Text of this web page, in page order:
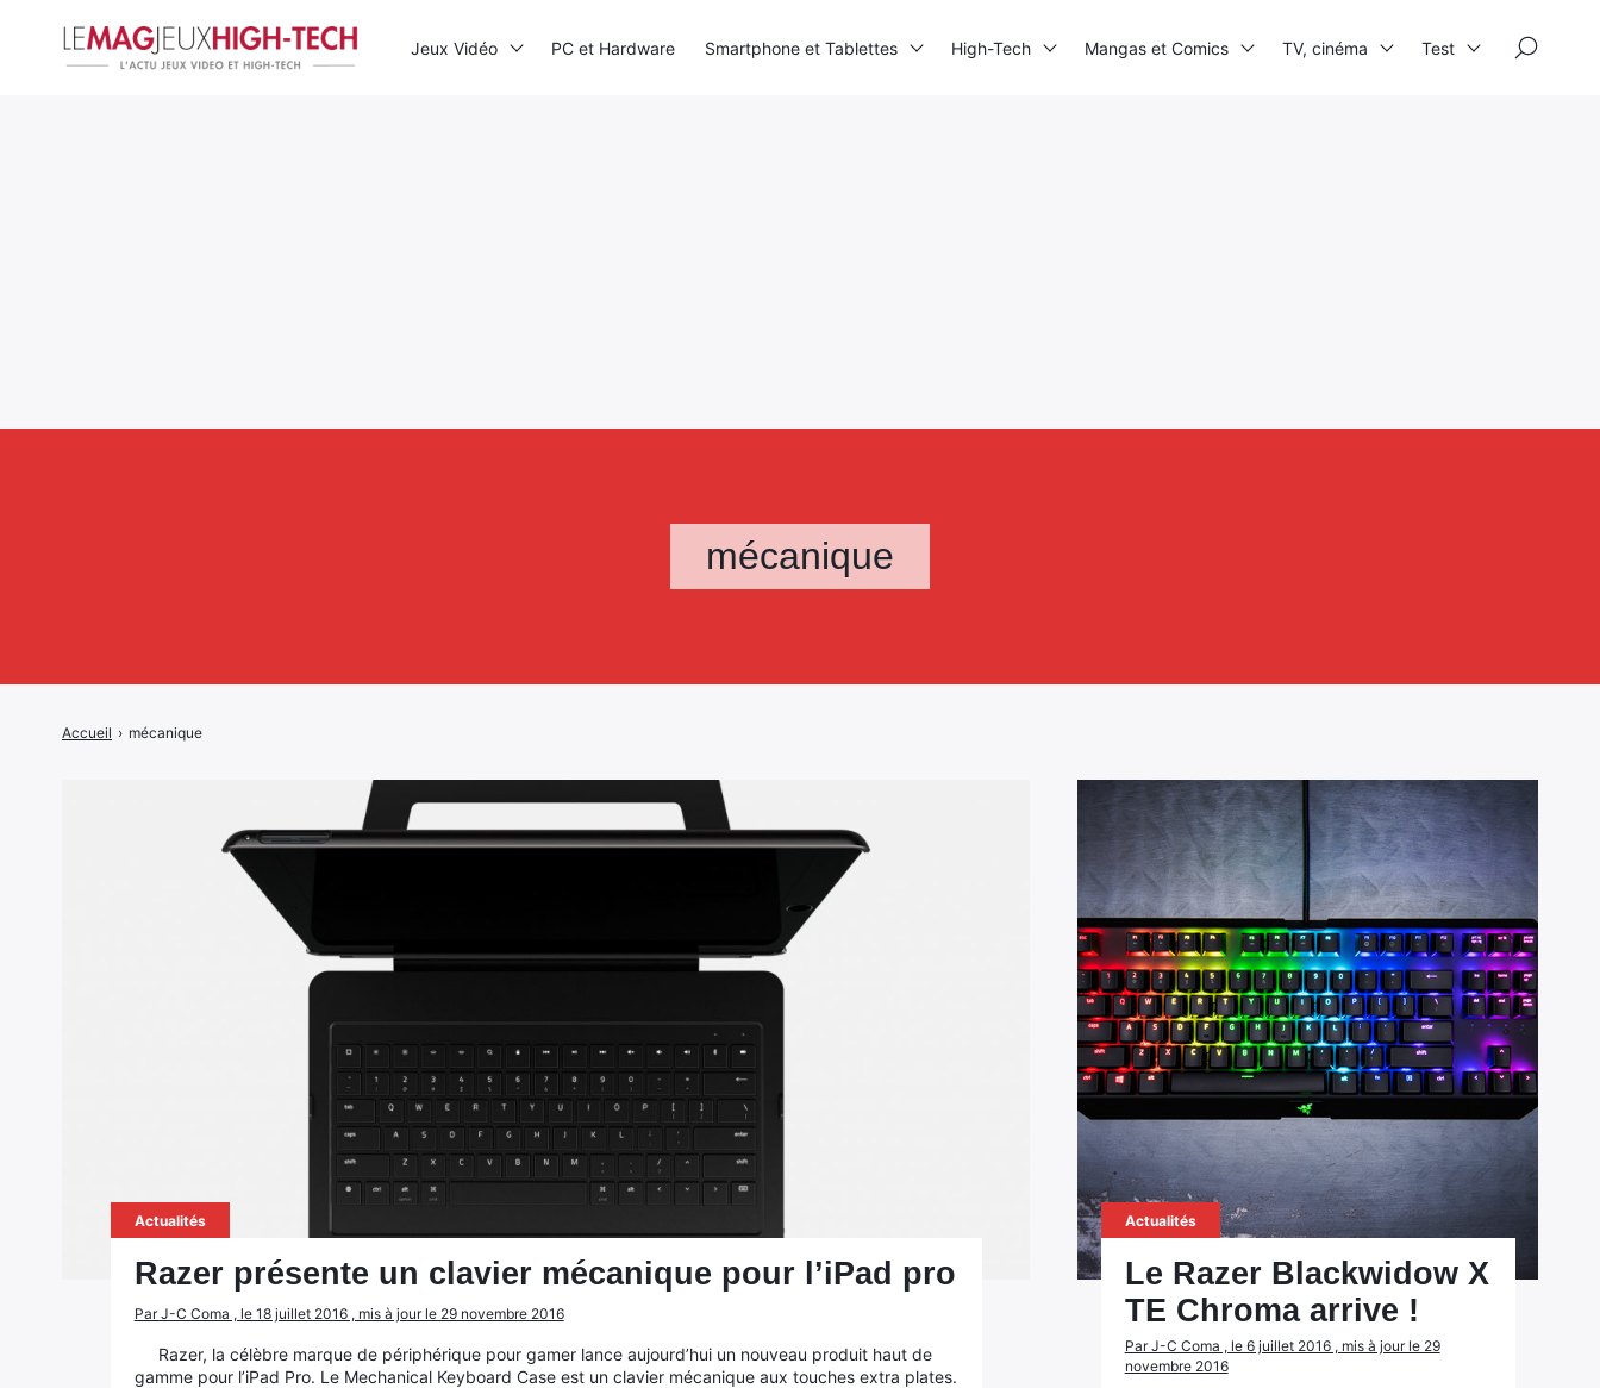
mécanique
Accueil › mécanique
Actualités
Razer présente un clavier mécanique pour l’iPad pro
Par J-C Coma , le 18 juillet 2016 , mis à jour le 29 novembre 2016
Razer, la célèbre marque de périphérique pour gamer lance aujourd’hui un nouveau produit haut de
gamme pour l’iPad Pro. Le Mechanical Keyboard Case est un clavier mécanique aux touches extra plates.
Actualités
Le Razer Blackwidow X
TE Chroma arrive !
Par J-C Coma , le 6 juillet 2016 , mis à jour le 29
novembre 2016
Jeux Vidéo PC et Hardware Smartphone et Tablettes High-Tech Mangas et Comics TV, cinéma Test